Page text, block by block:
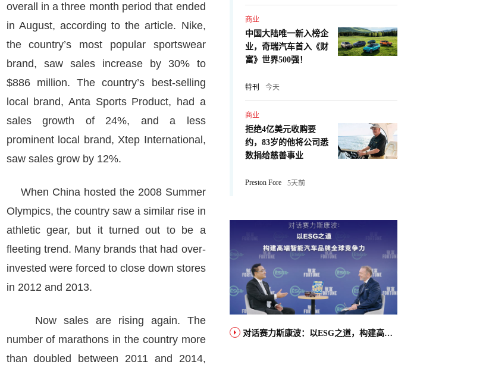
overall in a three month period that ended
in August, according to the article. Nike,
the country’s most popular sportswear
brand, saw sales increase by 30% to
$886 million. The country’s best-selling
local brand, Anta Sports Product, had a
sales growth of 24%, and a less
prominent local brand, Xtep International,
saw sales grow by 12%.
When China hosted the 2008 Summer
Olympics, the country saw a similar rise in
athletic gear, but it turned out to be a
fleeting trend. Many brands that had over-
invested were forced to close down stores
in 2012 and 2013.
Now sales are rising again. The
number of marathons in the country more
than doubled between 2011 and 2014,
商业
中国大陆唯一新入榜企
业，奇瑞汽车首入《财
富》世界500强！
特刊 今天
商业
拒绝4亿美元收购要
约，83岁的他将公司悉
数捐给慈善事业
Preston Fore 5天前
对话赛力斯康波：以ESG之道，构建高端智能汽车品牌全球竞争力